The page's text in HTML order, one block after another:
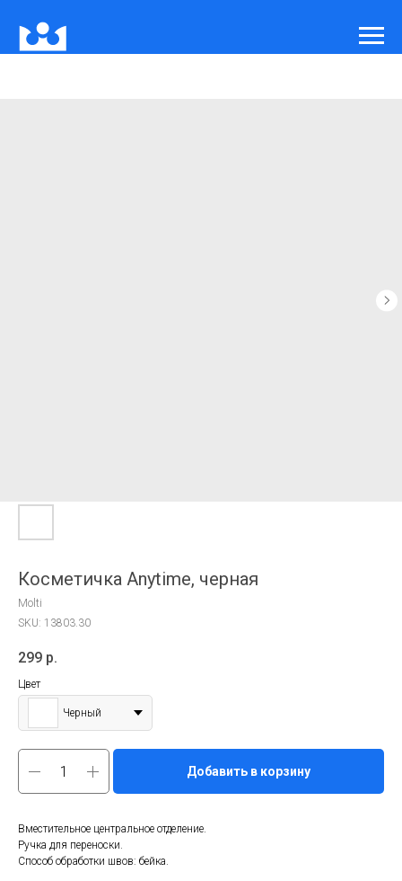
Косметичка Anytime, черная
Molti
SKU: 13803.30
299 р.
Цвет
Черный
Добавить в корзину
Вместительное центральное отделение.
Ручка для переноски.
Способ обработки швов: бейка.